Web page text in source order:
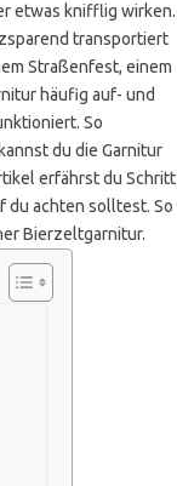
etwas knifflig wirken.
transportiert
Straßenfest, einem
häufig auf- und
So
du die Garnitur
erfährst du Schritt
du achten solltest. So
Bierzeltgarnitur.